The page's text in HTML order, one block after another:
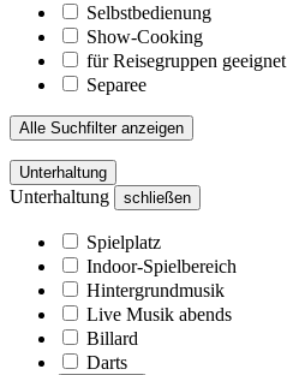
Selbstbedienung
Show-Cooking
für Reisegruppen geeignet
Separee
Alle Suchfilter anzeigen
Unterhaltung
Unterhaltung schließen
Spielplatz
Indoor-Spielbereich
Hintergrundmusik
Live Musik abends
Billard
Darts